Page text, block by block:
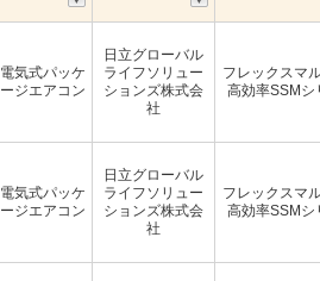
電気式パッケ
ージエアコン
日立グローバル
ライフソリュー
ションズ株式会
社
フレックスマ
高効率SSMシ
電気式パッケ
ージエアコン
日立グローバル
ライフソリュー
ションズ株式会
社
フレックスマ
高効率SSMシ